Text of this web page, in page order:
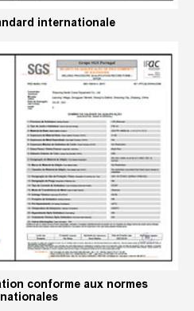
internationale
conforme aux normes